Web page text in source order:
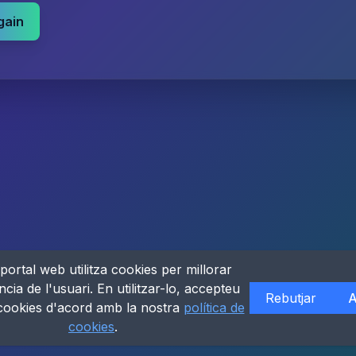
web utilitza cookies per millorar
de l'usuari. En utilitzar-lo, accepteu
d'acord amb la nostra política de
cookies.
Rebutjar